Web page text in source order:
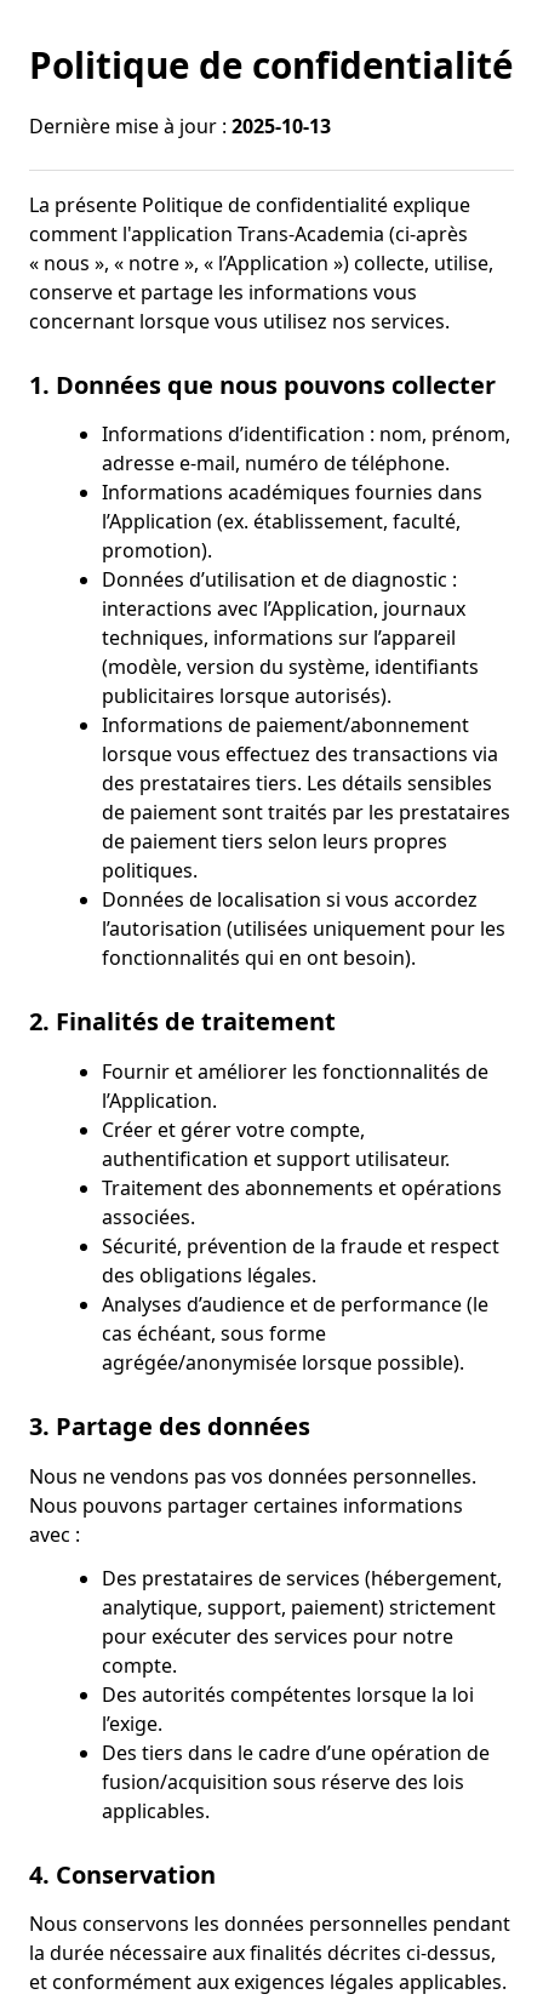
Politique de confidentialité
Dernière mise à jour : 2025-10-13
La présente Politique de confidentialité explique
comment l'application Trans-Academia (ci-après
« nous », « notre », « l’Application ») collecte, utilise,
conserve et partage les informations vous
concernant lorsque vous utilisez nos services.
1. Données que nous pouvons collecter
Informations d’identification : nom, prénom,
adresse e‑mail, numéro de téléphone.
Informations académiques fournies dans
l’Application (ex. établissement, faculté,
promotion).
Données d’utilisation et de diagnostic :
interactions avec l’Application, journaux
techniques, informations sur l’appareil
(modèle, version du système, identifiants
publicitaires lorsque autorisés).
Informations de paiement/abonnement
lorsque vous effectuez des transactions via
des prestataires tiers. Les détails sensibles
de paiement sont traités par les prestataires
de paiement tiers selon leurs propres
politiques.
Données de localisation si vous accordez
l’autorisation (utilisées uniquement pour les
fonctionnalités qui en ont besoin).
2. Finalités de traitement
Fournir et améliorer les fonctionnalités de
l’Application.
Créer et gérer votre compte,
authentification et support utilisateur.
Traitement des abonnements et opérations
associées.
Sécurité, prévention de la fraude et respect
des obligations légales.
Analyses d’audience et de performance (le
cas échéant, sous forme
agrégée/anonymisée lorsque possible).
3. Partage des données
Nous ne vendons pas vos données personnelles.
Nous pouvons partager certaines informations
avec :
Des prestataires de services (hébergement,
analytique, support, paiement) strictement
pour exécuter des services pour notre
compte.
Des autorités compétentes lorsque la loi
l’exige.
Des tiers dans le cadre d’une opération de
fusion/acquisition sous réserve des lois
applicables.
4. Conservation
Nous conservons les données personnelles pendant
la durée nécessaire aux finalités décrites ci‑dessus,
et conformément aux exigences légales applicables.